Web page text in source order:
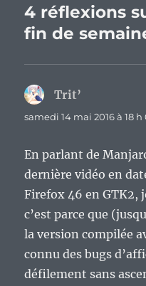
4 réflexions
fin de
Trit’
samedi 14 mai 2016 à 18
En parlant de
dernière vidéo en
Firefox 46 en GTK2,
c’est parce que
la version compilée
connu des bugs
défilement sans